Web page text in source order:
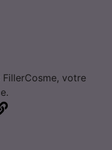
FillerCosme, votre